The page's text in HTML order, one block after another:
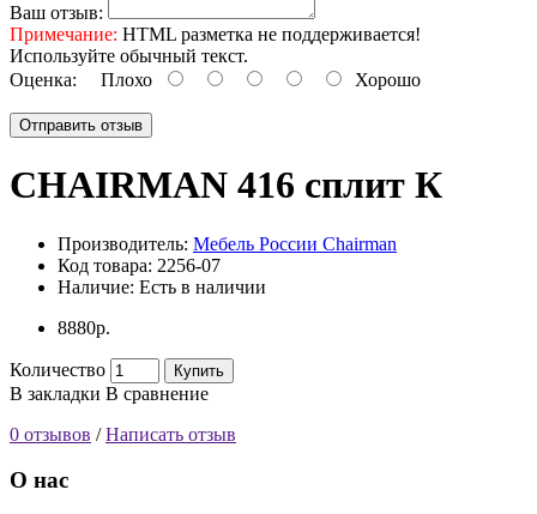
Ваш отзыв:
Примечание: HTML разметка не поддерживается!
Используйте обычный текст.
Оценка: Плохо Хорошо
Отправить отзыв
CHAIRMAN 416 сплит К
Производитель: Мебель России Chairman
Код товара: 2256-07
Наличие: Есть в наличии
8880р.
Количество Купить
В закладки В сравнение
0 отзывов /Написать отзыв
О нас